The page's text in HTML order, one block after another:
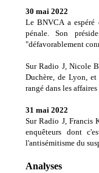
30 mai 2022
Le BNVCA a espéré
pénale. Son
"défavorablement
Sur Radio J, Nicole
Duchère, de Lyon,
rangé dans les
31 mai 2022
Sur Radio J, Francis
enquêteurs dont
l'antisémitisme du
Analyses